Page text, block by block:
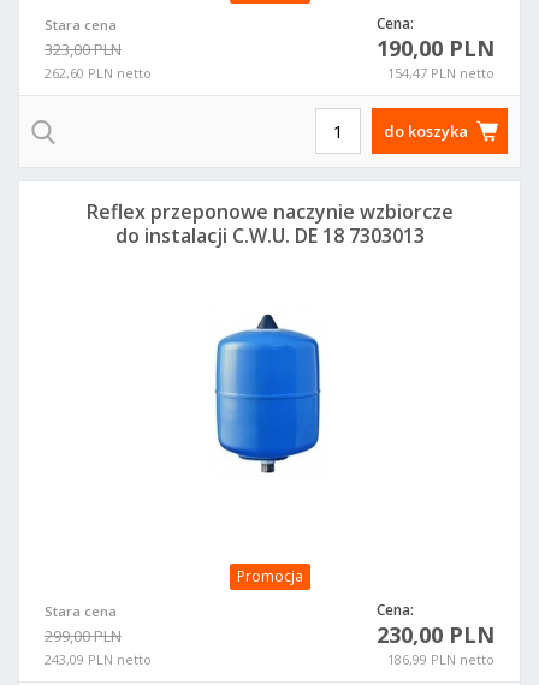
Stara cena
323,00 PLN
262,60 PLN netto
Cena:
190,00 PLN
154,47 PLN netto
do koszyka
Promocja
Stara cena
299,00 PLN
243,09 PLN netto
Cena:
230,00 PLN
186,99 PLN netto
Reflex przeponowe naczynie wzbiorcze
do instalacji C.W.U. DE 18 7303013